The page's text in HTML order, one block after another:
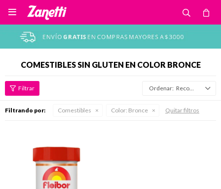

COMESTIBLES SIN GLUTEN EN COLOR BRONCE
Recomendados
Filtrando por: Comestibles Color: Bronce Quitar filtros